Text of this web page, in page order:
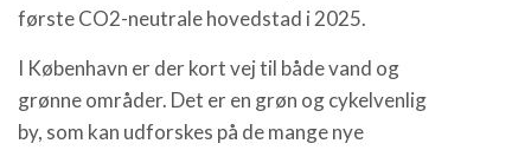
første CO2-neutrale hovedstad i 2025.
I København er der kort vej til både vand og
grønne områder. Det er en grøn og cykelvenlig
by, som kan udforskes på de mange nye